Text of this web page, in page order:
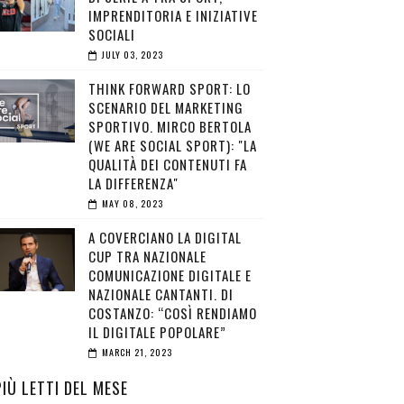
IMPRENDITORIA E INIZIATIVE
SOCIALI
JULY 03, 2023
THINK FORWARD SPORT: LO
SCENARIO DEL MARKETING
SPORTIVO. MIRCO BERTOLA
(WE ARE SOCIAL SPORT): "LA
QUALITÀ DEI CONTENUTI FA
LA DIFFERENZA"
MAY 08, 2023
A COVERCIANO LA DIGITAL
CUP TRA NAZIONALE
COMUNICAZIONE DIGITALE E
NAZIONALE CANTANTI. DI
COSTANZO: “COSÌ RENDIAMO
IL DIGITALE POPOLARE”
MARCH 21, 2023
LETTI DEL MESE